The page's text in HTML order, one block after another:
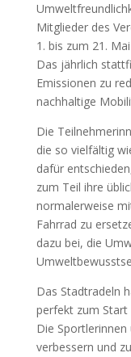
Mitglieder des
1. bis zum 21.
Das jährlich
Emissionen zu
nachhaltige
Die
die so vielfältig
dafür
zum Teil ihre
normalerweise
Fahrrad zu
dazu bei, die
Das Stadtradeln
perfekt zum Start
Die
verbessern und